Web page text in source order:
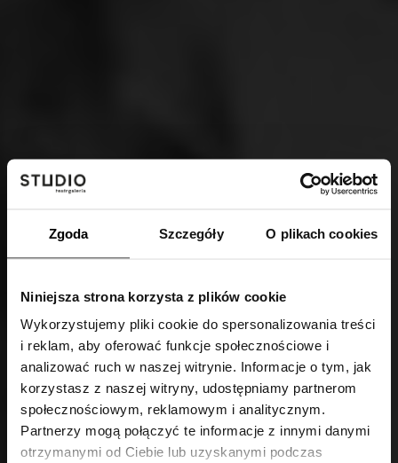
Zgoda Szczegóły O plikach cookies
Niniejsza strona korzysta z plików cookie
Wykorzystujemy pliki cookie do spersonalizowania treści
i reklam, aby oferować funkcje społecznościowe i
analizować ruch w naszej witrynie. Informacje o tym, jak
korzystasz z naszej witryny, udostępniamy partnerom
społecznościowym, reklamowym i analitycznym.
Partnerzy mogą połączyć te informacje z innymi danymi
otrzymanymi od Ciebie lub uzyskanymi podczas
SPOTKANIE Z BOŻENĄ KEFF
27 MAJA (PIĄTEK), GODZ. 15.00